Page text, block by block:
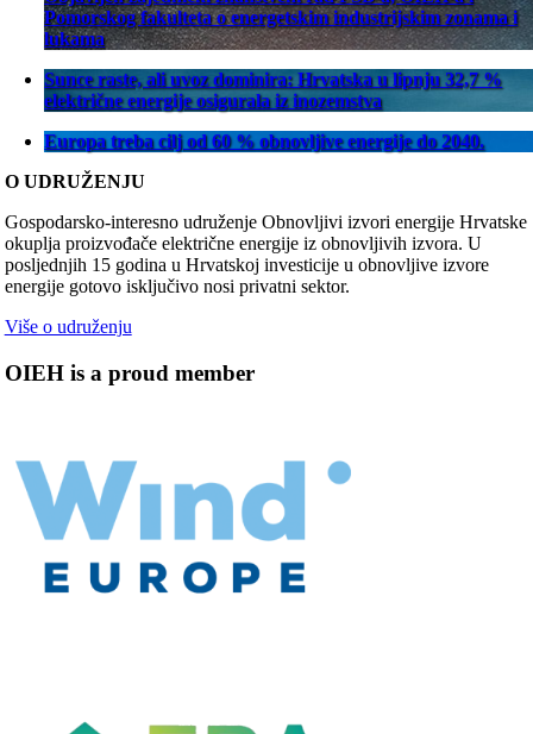
Pomorskog fakulteta o energetskim industrijskim zonama i
lukama
Sunce raste, ali uvoz dominira: Hrvatska u lipnju 32,7 %
električne energije osigurala iz inozemstva
Europa treba cilj od 60 % obnovljive energije do 2040.
O UDRUŽENJU
Gospodarsko-interesno udruženje Obnovljivi izvori energije Hrvatske
okuplja proizvođače električne energije iz obnovljivih izvora. U
posljednjih 15 godina u Hrvatskoj investicije u obnovljive izvore
energije gotovo isključivo nosi privatni sektor.
Više o udruženju
OIEH is a proud member